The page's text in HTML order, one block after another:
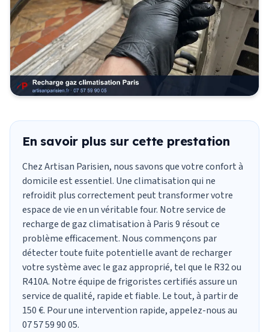
En savoir plus sur cette prestation
Chez Artisan Parisien, nous savons que votre confort à
domicile est essentiel. Uneclimatisationqui ne
refroidit plus correctement peut transformer votre
espace de vie en un véritable four. Notre service de
recharge de gaz climatisationà Paris 9 résout ce
problème efficacement. Nous commençons par
détecter toute fuite potentielle avant de recharger
votre système avec le gaz approprié, tel que le R32 ou
R410A. Notre équipe de frigoristes certifiés assure un
service de qualité, rapide et fiable. Le tout, à partir de
150 €. Pour une intervention rapide, appelez-nous au
07 57 59 90 05.